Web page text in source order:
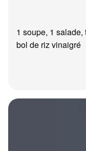
1 soupe, 1
bol de riz vinaigré